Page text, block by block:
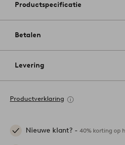
Productspecificatie
Betalen
Levering
Productverklaring
Nieuwe klant? - 40% korting op